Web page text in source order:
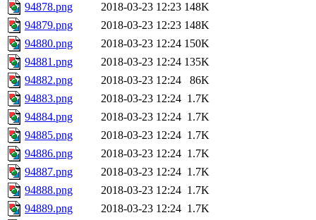
94878.png
2018-03-23 12:23 148K
94879.png
2018-03-23 12:23 148K
94880.png
2018-03-23 12:24 150K
94881.png
2018-03-23 12:24 135K
94882.png
2018-03-23 12:24
86K
94883.png
2018-03-23 12:24 1.7K
94884.png
2018-03-23 12:24 1.7K
94885.png
2018-03-23 12:24 1.7K
94886.png
2018-03-23 12:24 1.7K
94887.png
2018-03-23 12:24 1.7K
94888.png
2018-03-23 12:24 1.7K
94889.png
2018-03-23 12:24 1.7K